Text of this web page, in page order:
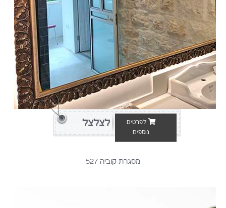
לפרטים
נוספים
לצלצל
מסגרת קוביה 527